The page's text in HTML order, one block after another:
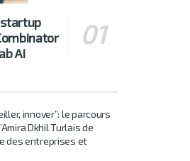
AI
innover”: le parcours
Dkhil Turlais de
des entreprises et